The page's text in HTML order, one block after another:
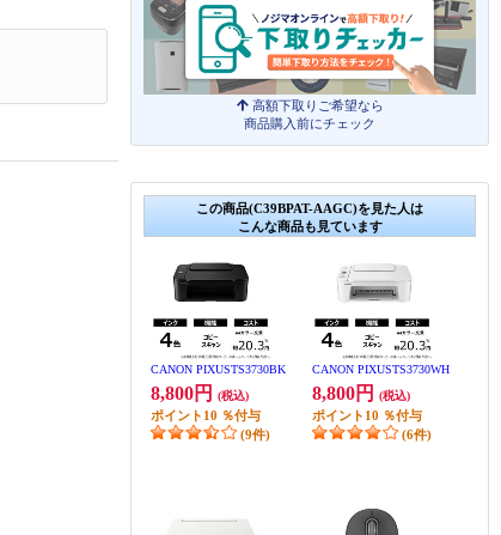
高額下取りご希望なら
商品購入前にチェック
この商品(C39BPAT-AAGC)を見た人は
こんな商品も見ています
CANON PIXUSTS3730BK
8,800円 (税込)
ポイント 10 ％付与
(9件)
CANON PIXUSTS3730WH
8,800円 (税込)
ポイント 10 ％付与
(6件)